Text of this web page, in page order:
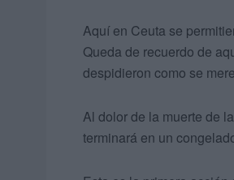
Aquí en Ceuta se
Queda de recuerdo de
despidieron como se
Al dolor de la muerte de
terminará en un